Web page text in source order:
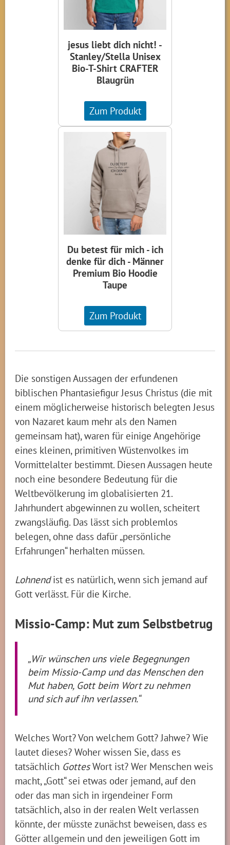
jesus liebt dich nicht! -
Stanley/Stella Unisex
Bio-T-Shirt CRAFTER
Blaugrün
Zum Produkt
Du betest für mich - ich
denke für dich - Männer
Premium Bio Hoodie
Taupe
Zum Produkt
Die sonstigen Aussagen der erfundenen
biblischen Phantasiefigur Jesus Christus (die mit
einem möglicherweise historisch belegten Jesus
von Nazaret kaum mehr als den Namen
gemeinsam hat), waren für einige Angehörige
eines kleinen, primitiven Wüstenvolkes im
Vormittelalter bestimmt. Diesen Aussagen heute
noch eine besondere Bedeutung für die
Weltbevölkerung im globalisierten 21.
Jahrhundert abgewinnen zu wollen, scheitert
zwangsläufig. Das lässt sich problemlos
belegen, ohne dass dafür „persönliche
Erfahrungen“ herhalten müssen.
Lohnendist es natürlich, wenn sich jemand auf
Gott verlässt. Für die Kirche.
Missio-Camp: Mut zum Selbstbetrug
„Wir wünschen uns viele Begegnungen
beim Missio-Camp und das Menschen den
Mut haben, Gott beim Wort zu nehmen
und sich auf ihn verlassen.“
Welches Wort? Von welchem Gott? Jahwe? Wie
lautet dieses? Woher wissen Sie, dass es
tatsächlich GottesWort ist? Wer Menschen weis
macht, „Gott“ sei etwas oder jemand, auf den
oder das man sich in irgendeiner Form
tatsächlich, also in der realen Welt verlassen
könnte, der müsste zunächst beweisen, dass es
Götter allgemein und den jeweiligen Gott im